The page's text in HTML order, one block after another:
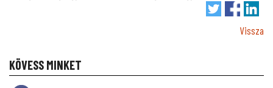
Vissza
KÖVESS MINKET